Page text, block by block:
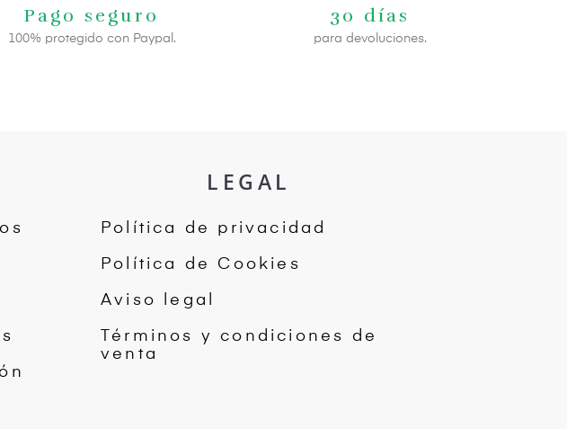
Pago seguro
100% protegido con Paypal.
30 días
para devoluciones.
LEGAL
Política de privacidad
Política de Cookies
Aviso legal
Términos y condiciones de
venta